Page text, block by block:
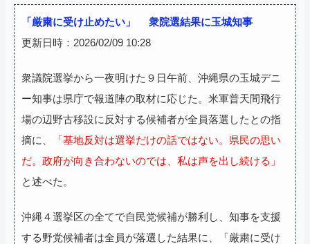
「厳粛に受け止めたい」 衆院選結果に玉城知事
更新日時：2026/02/09 10:28
衆議院選挙から一夜明けた９日午前、沖縄県の玉城デニ
ー知事は県庁で報道陣の取材に応じた。米軍普天間飛行
場の辺野古移設に反対する候補者が全員落選したとの指
摘に、
「基地反対は選挙だけの話ではない。県民の思い
だ。政府が向き合わないのでは、私は声を出し続ける」
と述べた。
沖縄４選挙区の全てで自民党候補が勝利し、知事を支援
する野党候補者は全員が落選した結果に、「厳粛に受け